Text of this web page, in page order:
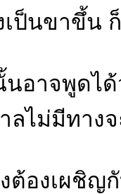
เป็นขาขึ้น
อาจพูดได้
ลไม่มีทาง
ต้องเผชิญ